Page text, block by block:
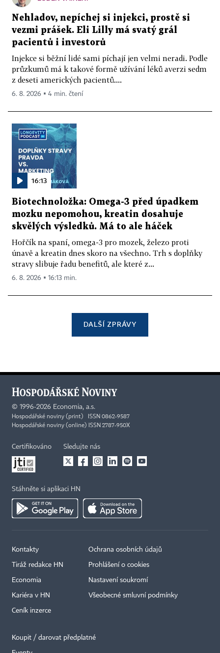
Nehladov, nepíchej si injekci, prostě si
vezmi prášek. Eli Lilly má svatý grál
pacientů i investorů
Injekce si běžní lidé sami píchají jen velmi neradi. Podle
průzkumů má k takové formě užívání léků averzi sedm
z deseti amerických pacientů....
6. 8. 2026 ▪ 4 min. čtení
16:13
Biotechnoložka: Omega-3 před úpadkem
mozku nepomohou, kreatin dosahuje
skvělých výsledků. Má to ale háček
Hořčík na spaní, omega-3 pro mozek, železo proti
únavě a kreatin dnes skoro na všechno. Trh s doplňky
stravy slibuje řadu benefitů, ale které z...
6. 8. 2026 ▪ 16:13 min.
DALŠÍ ZPRÁVY
© 1996-2026 Economia, a.s.
Hospodářské noviny (print) ISSN 0862-9587
Hospodářské noviny (online) ISSN 2787-950X
Certifikováno Sledujte nás
Stáhněte si aplikaci HN
Kontakty
Tiráž redakce HN
Economia
Kariéra v HN
Ceník inzerce
Ochrana osobních údajů
Prohlášení o cookies
Nastavení soukromí
Všeobecné smluvní podmínky
Koupit / darovat předplatné